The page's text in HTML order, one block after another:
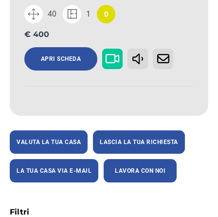
40 1 D
€ 400
APRI SCHEDA
VALUTA LA TUA CASA LASCIA LA TUA RICHIESTA
LA TUA CASA VIA E-MAIL LAVORA CON NOI
Filtri